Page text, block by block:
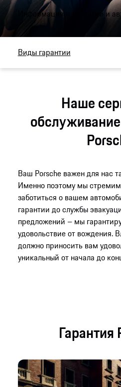
Информация о гарантии и
Виды гарантии
Наше
Ваш Porsche важен для нас
Именно поэтому мы
заботиться о вашем
гарантии до службы
предложений – мы
удовольствие от вождения.
должно приносить вам
уникальный от начала до
Гарантия